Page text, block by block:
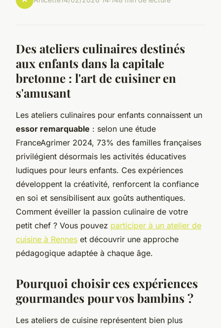
Des ateliers culinaires destinés
aux enfants dans la capitale
bretonne : l'art de cuisiner en
s'amusant
Les ateliers culinaires pour enfants connaissent un
essor remarquable : selon une étude
FranceAgrimer 2024, 73% des familles françaises
privilégient désormais les activités éducatives
ludiques pour leurs enfants. Ces expériences
développent la créativité, renforcent la confiance
en soi et sensibilisent aux goûts authentiques.
Comment éveiller la passion culinaire de votre
petit chef ? Vous pouvez participer à un atelier de
cuisine à Rennes et découvrir une approche
pédagogique adaptée à chaque âge.
Pourquoi choisir ces expériences
gourmandes pour vos bambins ?
Les ateliers de cuisine représentent bien plus